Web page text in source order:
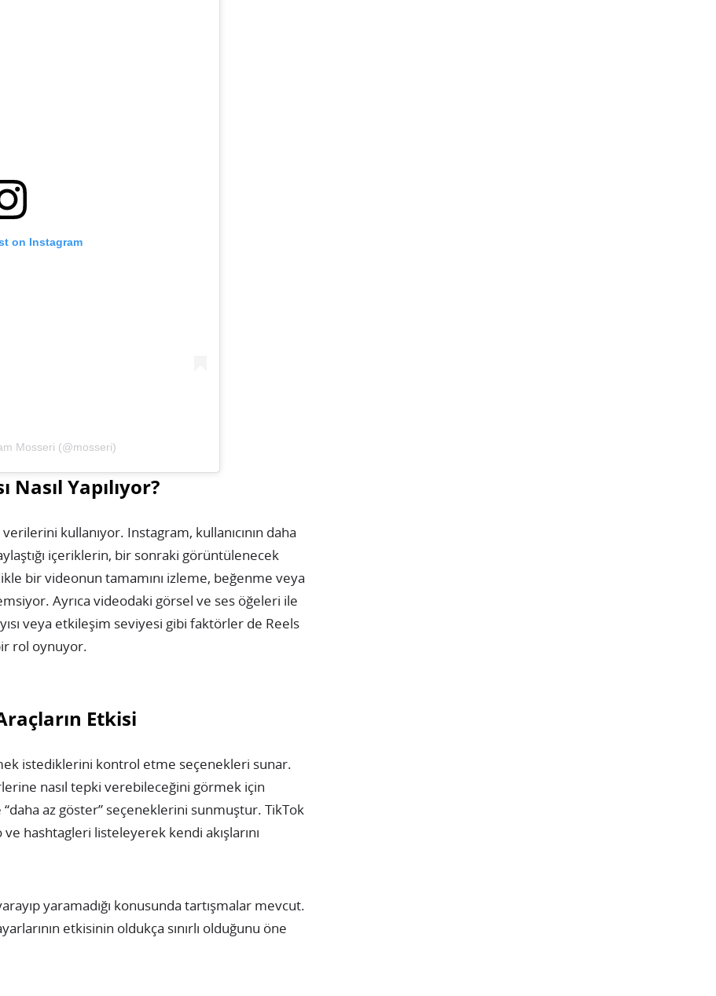
on Instagram
Mosseri (@mosseri)
Nasıl Yapılıyor?
kullanıyor. Instagram, kullanıcının daha
içeriklerin, bir sonraki görüntülenecek
bir videonun tamamını izleme, beğenme veya
Ayrıca videodaki görsel ve ses öğeleri ile
veya etkileşim seviyesi gibi faktörler de Reels
rol oynuyor.
Etkisi
istediklerini kontrol etme seçenekleri sunar.
nasıl tepki verebileceğini görmek için
“daha az göster” seçeneklerini sunmuştur. TikTok
hashtagleri listeleyerek kendi akışlarını
yaramadığı konusunda tartışmalar mevcut.
etkisinin oldukça sınırlı olduğunu öne